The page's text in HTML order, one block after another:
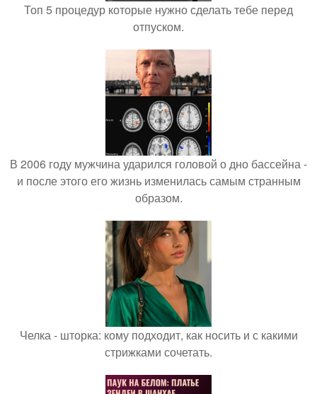
Топ 5 процедур которые нужно сделать тебе перед
отпуском.
В 2006 году мужчина ударился головой о дно бассейна -
и после этого его жизнь изменилась самым странным
образом.
Челка - шторка: кому подходит, как носить и с какими
стрижками сочетать.